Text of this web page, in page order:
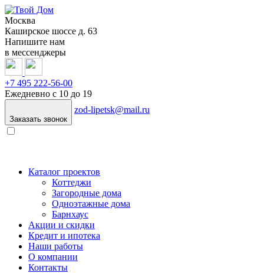
Москва
Каширское шоссе д. 63
Напишите нам
в мессенджеры
+7 495 222-56-00
Ежедневно с 10 до 19
Заказать звонок
zod-lipetsk@mail.ru
Каталог проектов
Коттеджи
Загородные дома
Одноэтажные дома
Барнхаус
Акции и скидки
Кредит и ипотека
Наши работы
О компании
Контакты